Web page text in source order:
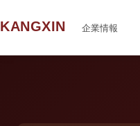
KANGXIN 企業情報